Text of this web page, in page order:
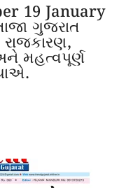
19 January
ગુજરાત
મહત્વપૂર્ણ